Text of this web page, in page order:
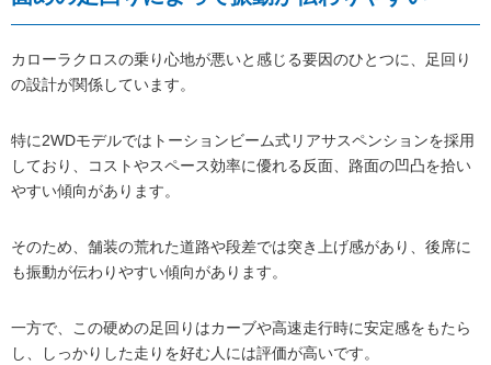
カローラクロスの乗り心地が悪いと感じる要因のひとつに、足回り
の設計が関係しています。
特に2WDモデルではトーションビーム式リアサスペンションを採用
しており、コストやスペース効率に優れる反面、路面の凹凸を拾い
やすい傾向があります。
そのため、舗装の荒れた道路や段差では突き上げ感があり、後席に
も振動が伝わりやすい傾向があります。
一方で、この硬めの足回りはカーブや高速走行時に安定感をもたら
し、しっかりした走りを好む人には評価が高いです。